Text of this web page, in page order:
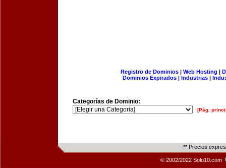
Registro de Dominios| Web Hosting |
Dominios Expirados | Industrias |
Categorías de Dominio:
[Pág.
** Precios
© 2002/2022 Solo10.com